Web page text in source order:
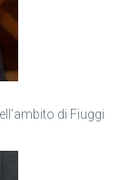
di Fiuggi